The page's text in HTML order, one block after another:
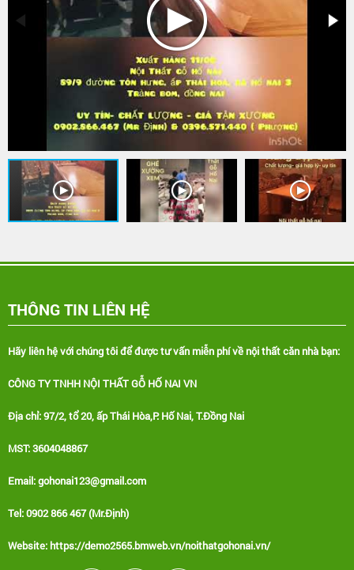
THÔNG TIN LIÊN HỆ
Hãy liên hệ với chúng tôi để được tư vấn miễn phí về nội thất căn nhà bạn:
CÔNG TY TNHH NỘI THẤT GỖ HỐ NAI VN
Địa chỉ: 97/2, tổ 20, ấp Thái Hòa,P. Hố Nai, T.Đồng Nai
MST: 3604048867
Email: gohonai123@gmail.com
Tel: 0902 866 467 (Mr.Định)
Website: https://demo2565.bmweb.vn/noithatgohonai.vn/